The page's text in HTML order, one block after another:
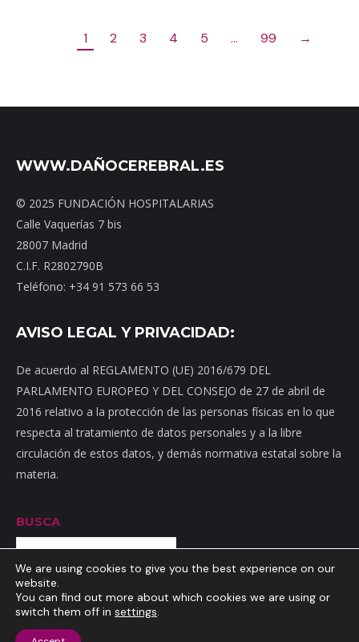
1 2 3 4 5 … 99 →
WWW.DAÑOCEREBRAL.ES
© 2025 FUNDACIÓN HOSPITALARIAS
Calle Vaquerías 7 bis
28007 Madrid
C.I.F. R2802790B
Teléfono: +34 91 573 66 53
AVISO LEGAL Y PRIVACIDAD:
De acuerdo al REGLAMENTO (UE) 2016/679 DEL
PARLAMENTO EUROPEO Y DEL CONSEJO de 27 de abril de
2016 relativo a la protección de las personas físicas en lo que
respecta al tratamiento de datos personales y a la libre
circulación de estos datos, y demás normativa estatal sobre la
materia.
BUSCA
Buscar
Inicio Mapa web
We are using cookies to give you the best experience on our
website.
You can find out more about which cookies we are using or
switch them off in settings.